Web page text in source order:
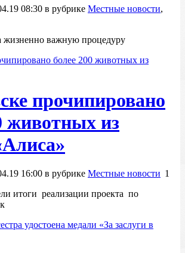
08:30 в рубрике Местные новости,
жизненно важную процедуру
прочипировано
животных из
16:00 в рубрике Местные новости 1
итоги реализации проекта по